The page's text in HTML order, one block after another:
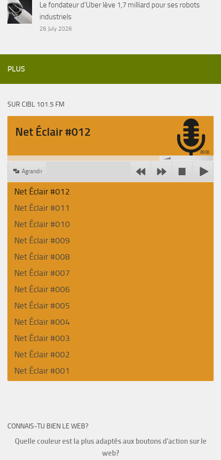
Le fondateur d’Uber lève 1,7 milliard pour ses robots
industriels
26 July 2026
PLUS
SUR CIBL 101.5 FM
Net Éclair #012
00:00
Agrandir
Net Éclair #012
Net Éclair #011
Net Éclair #010
Net Éclair #009
Net Éclair #008
Net Éclair #007
Net Éclair #006
Net Éclair #005
Net Éclair #004
Net Éclair #003
Net Éclair #002
Net Éclair #001
CONNAIS-TU BIEN LE WEB?
Quelle couleur est la plus adaptés aux boutons d'action sur le
web?